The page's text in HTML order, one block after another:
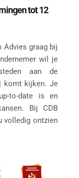
tot 12
Advies graag bij
wil je
aan de
komt kijken. Je
to-date is en
Bij CDB
volledig ontzien